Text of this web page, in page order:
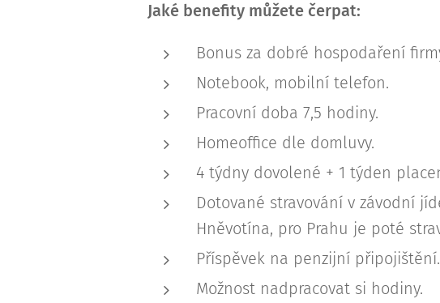
Jaké benefity můžete čerpat:
Bonus za dobré hospodaření
Notebook, mobilní telefon.
Pracovní doba 7,5 hodiny.
Homeoffice dle domluvy.
4 týdny dovolené + 1 týden
Dotované stravování v závodní
Hněvotína, pro Prahu je poté
Příspěvek na penzijní připojištění.
Možnost nadpracovat si hodiny.